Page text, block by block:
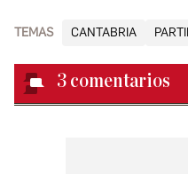
TEMAS CANTABRIA
3 comentarios